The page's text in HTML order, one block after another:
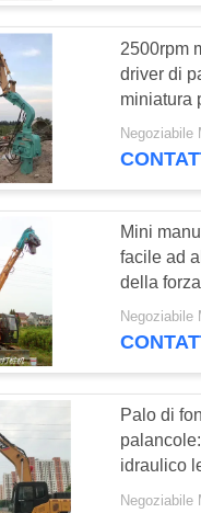
2500rpm
driver di
miniatura
Negoziabile
Mini
facile ad
della
piledriver
Negoziabile
Palo di
idraulico
Negoziabile